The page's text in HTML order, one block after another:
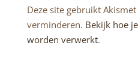
Deze site gebruikt
verminderen. Bekijk hoe
worden verwerkt.